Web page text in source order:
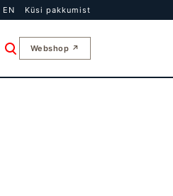
EN Küsi pakkumist
Webshop ↗